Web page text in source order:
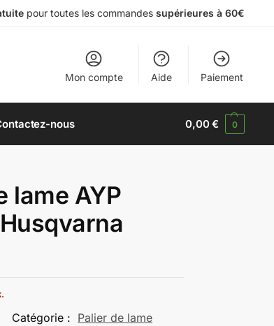
pour toutes les commandessupérieures à 60€
Mon compte Aide Paiement
nous 0,00€ 0
lame AYP
Catégorie : Palier de lame